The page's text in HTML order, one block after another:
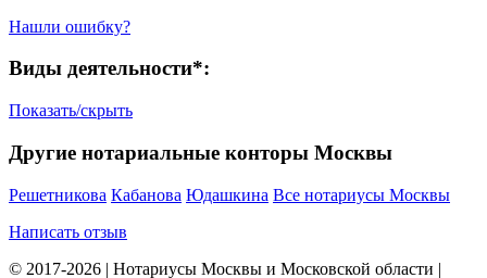
Нашли ошибку?
Виды деятельности*:
Показать/скрыть
Другие нотариальные конторы Москвы
Решетникова Кабанова Юдашкина Все нотариусы Москвы
Написать отзыв
© 2017-2026 | Нотариусы Москвы и Московской области |